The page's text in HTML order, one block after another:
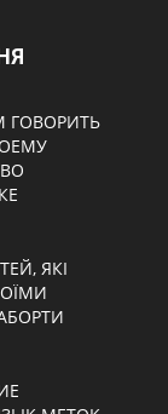
ГОВОРИТЬ
ЯКІ